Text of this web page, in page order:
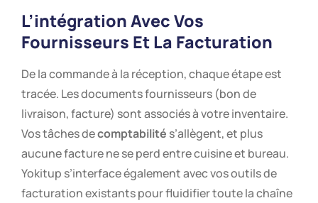
L’intégration Avec Vos
Fournisseurs Et La Facturation
De la commande à la réception, chaque étape est
tracée. Les documents fournisseurs (bon de
livraison, facture) sont associés à votre inventaire.
Vos tâches decomptabilité s’allègent, et plus
aucune facture ne se perd entre cuisine et bureau.
Yokitup s’interface également avec vos outils de
facturation existants pour fluidifier toute la chaîne